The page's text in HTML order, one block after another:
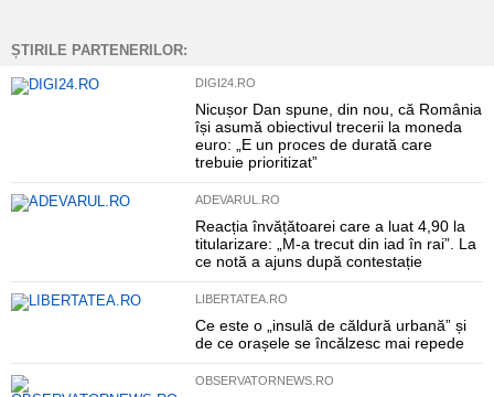
ȘTIRILE PARTENERILOR:
DIGI24.RO
Nicușor Dan spune, din nou, că România
își asumă obiectivul trecerii la moneda
euro: „E un proces de durată care
trebuie prioritizat”
ADEVARUL.RO
Reacția învățătoarei care a luat 4,90 la
titularizare: „M-a trecut din iad în rai”. La
ce notă a ajuns după contestație
LIBERTATEA.RO
Ce este o „insulă de căldură urbană” și
de ce orașele se încălzesc mai repede
OBSERVATORNEWS.RO